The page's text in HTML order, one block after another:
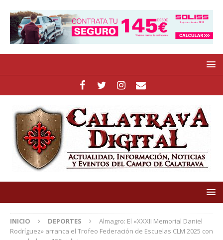
INICIO DEPORTES
Almagro: El «XXXII Memorial Daniel
Rodríguez» arranca el Trofeo Federación de Escuelas CLM 2025 con